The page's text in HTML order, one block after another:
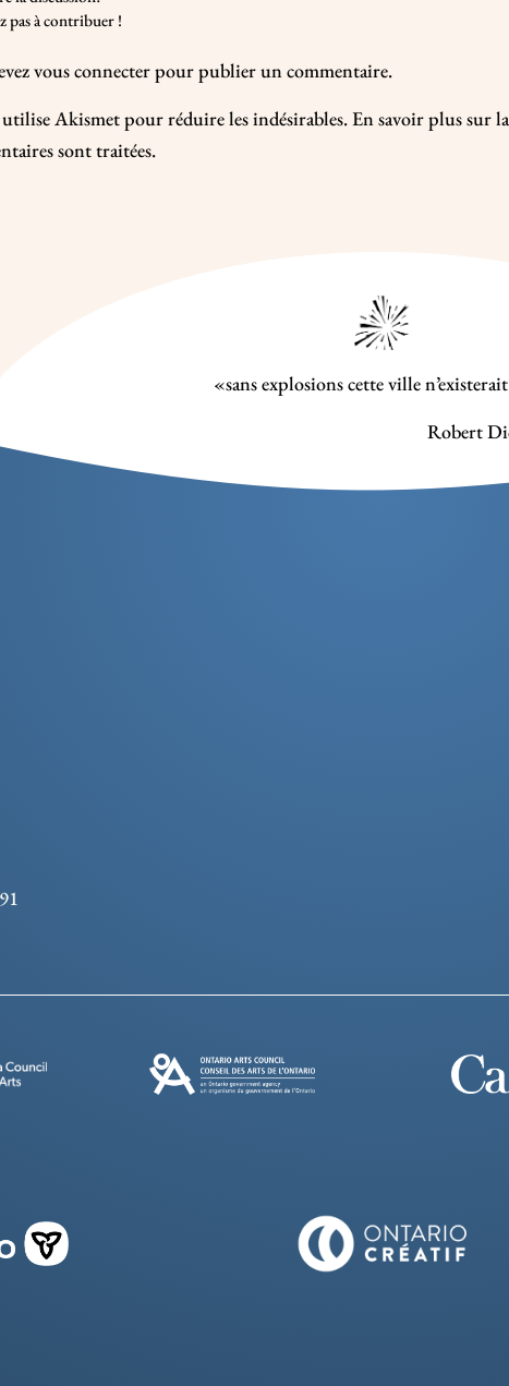
pas à contribuer !
vous connecterpour publier un commentaire.
Akismet pour réduire les indésirables.En savoir plus sur
sont traitées.
«sans explosions cette ville
Robert